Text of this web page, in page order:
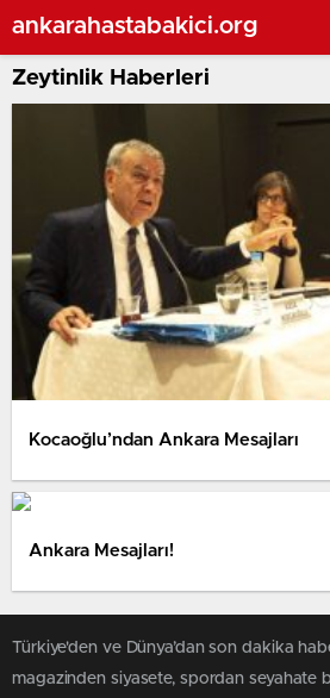
ankarahastabakici.org
Zeytinlik Haberleri
Kocaoğlu’ndan Ankara Mesajları
Ankara Mesajları!
Türkiye'den ve Dünya’dan son dakika
magazinden siyasete, spordan seyahate